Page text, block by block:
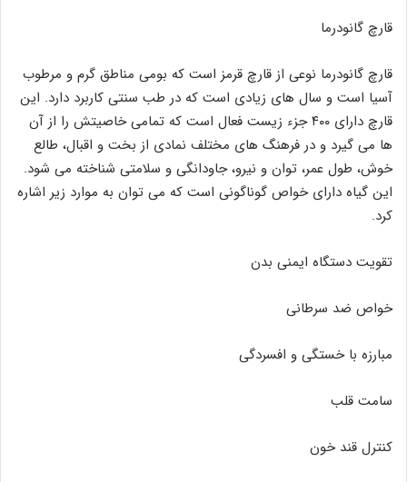
قارچ گانودرما
قارچ گانودرما نوعی از قارچ قرمز است که بومی مناطق گرم و مرطوب
آسیا است و سال های زیادی است که در طب سنتی کاربرد دارد. این
قارچ دارای ۴۰۰ جزء زیست فعال است که تمامی خاصیتش را از آن
ها می گیرد و در فرهنگ های مختلف نمادی از بخت و اقبال، طالع
خوش، طول عمر، توان و نیرو، جاودانگی و سلامتی شناخته می شود.
این گیاه دارای خواص گوناگونی است که می توان به موارد زیر اشاره
کرد.
تقویت دستگاه ایمنی بدن
خواص ضد سرطانی
مبارزه با خستگی و افسردگی
سامت قلب
کنترل قند خون